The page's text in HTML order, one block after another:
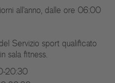
all'anno, dalle ore 06:00
Servizio sport qualificato
sala fitness.
20:30